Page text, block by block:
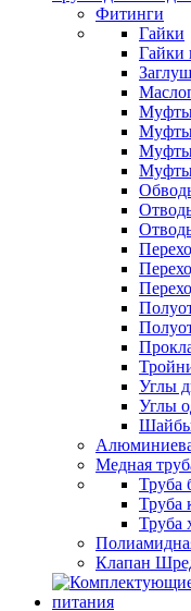
Фитинги
Гайки
Гайки
Муфты
Муфты
Муфты
Углы
Углы
Медная
Труба
Труба
Труба
Клапан